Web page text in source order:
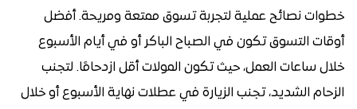
خطوات نصائح عملية لتجربة تسوق ممتعة ومريحة. أفضل
أوقات التسوق تكون في الصباح الباكر أو في أيام الأسبوع
خلال ساعات العمل، حيث تكون المولات أقل ازدحامًا. لتجنب
الزحام الشديد، تجنب الزيارة في عطلات نهاية الأسبوع أو خلال